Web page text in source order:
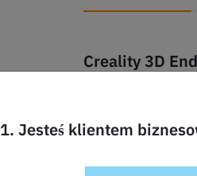
Creality 3D
1. Jesteś klientem